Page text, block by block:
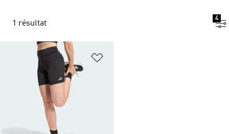
1 résultat
4